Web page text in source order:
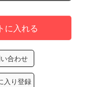
に入れる
合わせ
入り登録